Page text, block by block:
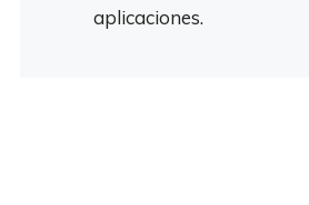
aplicaciones.